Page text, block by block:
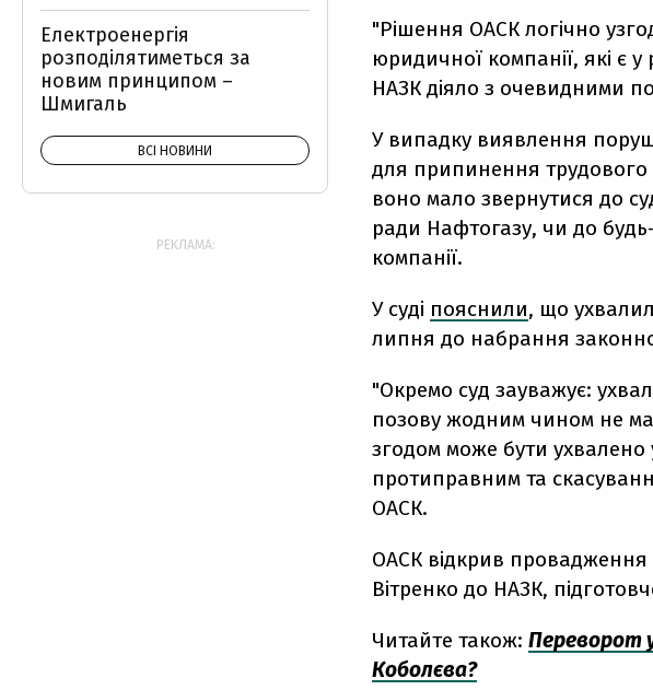
"Рішення ОАСК логічно
юридичної компанії, які є
НАЗК діяло з очевидними
У випадку виявлення
для припинення трудового
воно мало звернутися до
ради Нафтогазу, чи до
компанії.
У суді пояснили, що
липня до набрання
"Окремо суд зауважує:
позову жодним чином не
згодом може бути ухвалено
протиправним та
ОАСК.
ОАСК відкрив провадження
Вітренко до НАЗК,
Читайте також: Переворот
Коболєва?
Електроенергія
розподілятиметься за
новим принципом –
Шмигаль
ВСІ НОВИНИ
РЕКЛАМА: